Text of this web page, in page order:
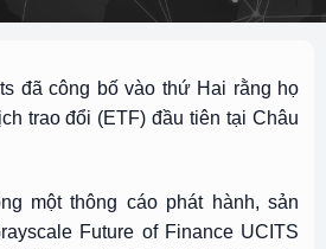
đã công bố vào thứ Hai rằng họ
trao đổi (ETF) đầu tiên tại Châu
một thông cáo phát hành, sản
Future of Finance UCITS